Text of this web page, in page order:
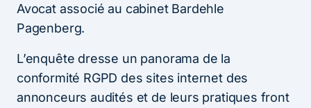
Avocat associé au cabinet Bardehle
Pagenberg.
L’enquête dresse un panorama de la
conformité RGPD des sites internet des
annonceurs audités et de leurs pratiques front